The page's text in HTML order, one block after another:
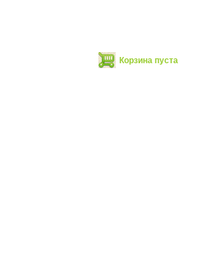
Корзина пуста